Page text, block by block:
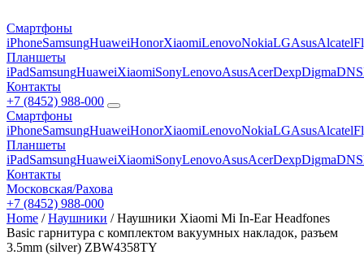
Смартфоны
iPhoneSamsungHuaweiHonorXiaomiLenovoNokiaLGAsusAlcatel
Планшеты
iPadSamsungHuaweiXiaomiSonyLenovoAsusAcerDexpDigmaDNS
Контакты
+7 (8452) 988-000
Смартфоны
iPhoneSamsungHuaweiHonorXiaomiLenovoNokiaLGAsusAlcatel
Планшеты
iPadSamsungHuaweiXiaomiSonyLenovoAsusAcerDexpDigmaDNS
Контакты
Московская/Рахова
+7 (8452) 988-000
Home /Наушники / Наушники Xiaomi Mi In-Ear Headfones
Basic гарнитура с комплектом вакуумных накладок, разъем
3.5mm (silver) ZBW4358TY